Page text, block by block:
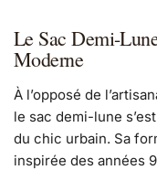
Le Sac Demi-
Moderne
À l’opposé de
le sac demi-lune
du chic urbain. Sa
inspirée des années